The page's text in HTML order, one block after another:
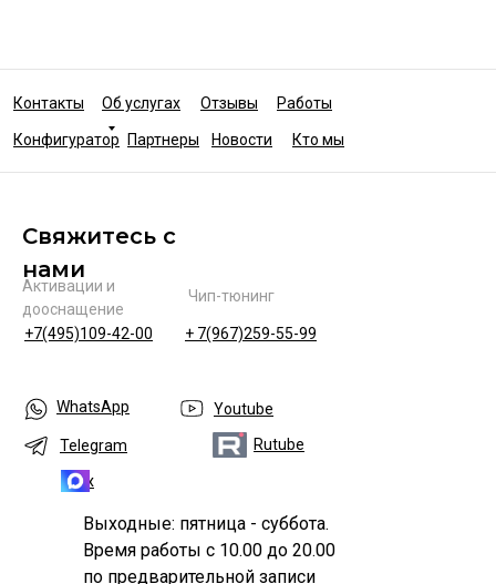
Кто мы
Конфигуратор
Отзывы
Об услугах Работы
Партнеры Новости
Контакты
Чип-тюнинг
+ 7(967)259-55-99
Активации и
дооснащение
Свяжитесь с
нами
WhatsApp
Telegram
Max
+7(495)109-42-00
Youtube
Rutube
Выходные: пятница - суббота.
Время работы с 10.00 до 20.00
по предварительной записи